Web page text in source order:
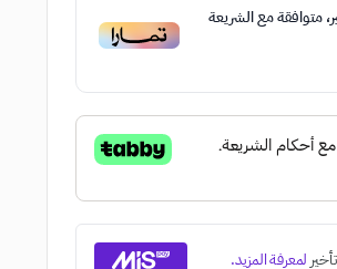
متوافقة مع الشريعة